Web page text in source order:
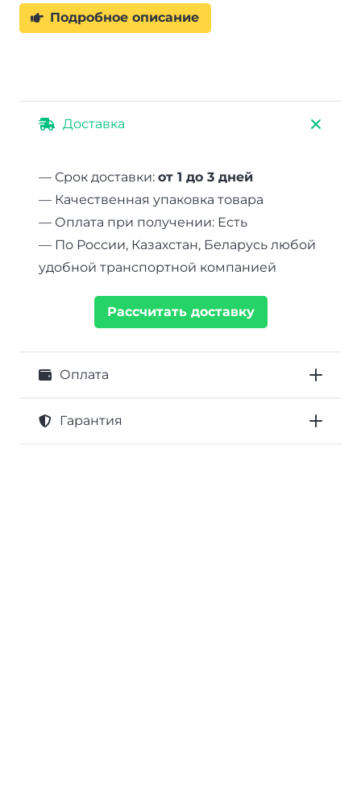
Подробное описание
Доставка
— Срок доставки: от 1 до 3 дней
— Качественная упаковка товара
— Оплата при получении: Есть
— По России, Казахстан, Беларусь любой
удобной транспортной компанией
Рассчитать доставку
Оплата
Гарантия